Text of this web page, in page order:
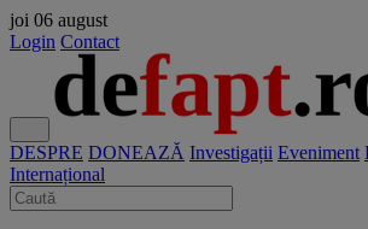
joi 06 august
Login Contact
DESPRE DONEAZĂ Investigații Eveniment
Internațional